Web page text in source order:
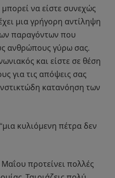
μπορεί να είστε συνεχώς
μια γρήγορη αντίληψη
παραγόντων που
ανθρώπους γύρω σας.
και είστε σε θέση
για τις απόψεις σας
κατανόηση των
κυλιόμενη πέτρα δεν
προτείνει πολλές